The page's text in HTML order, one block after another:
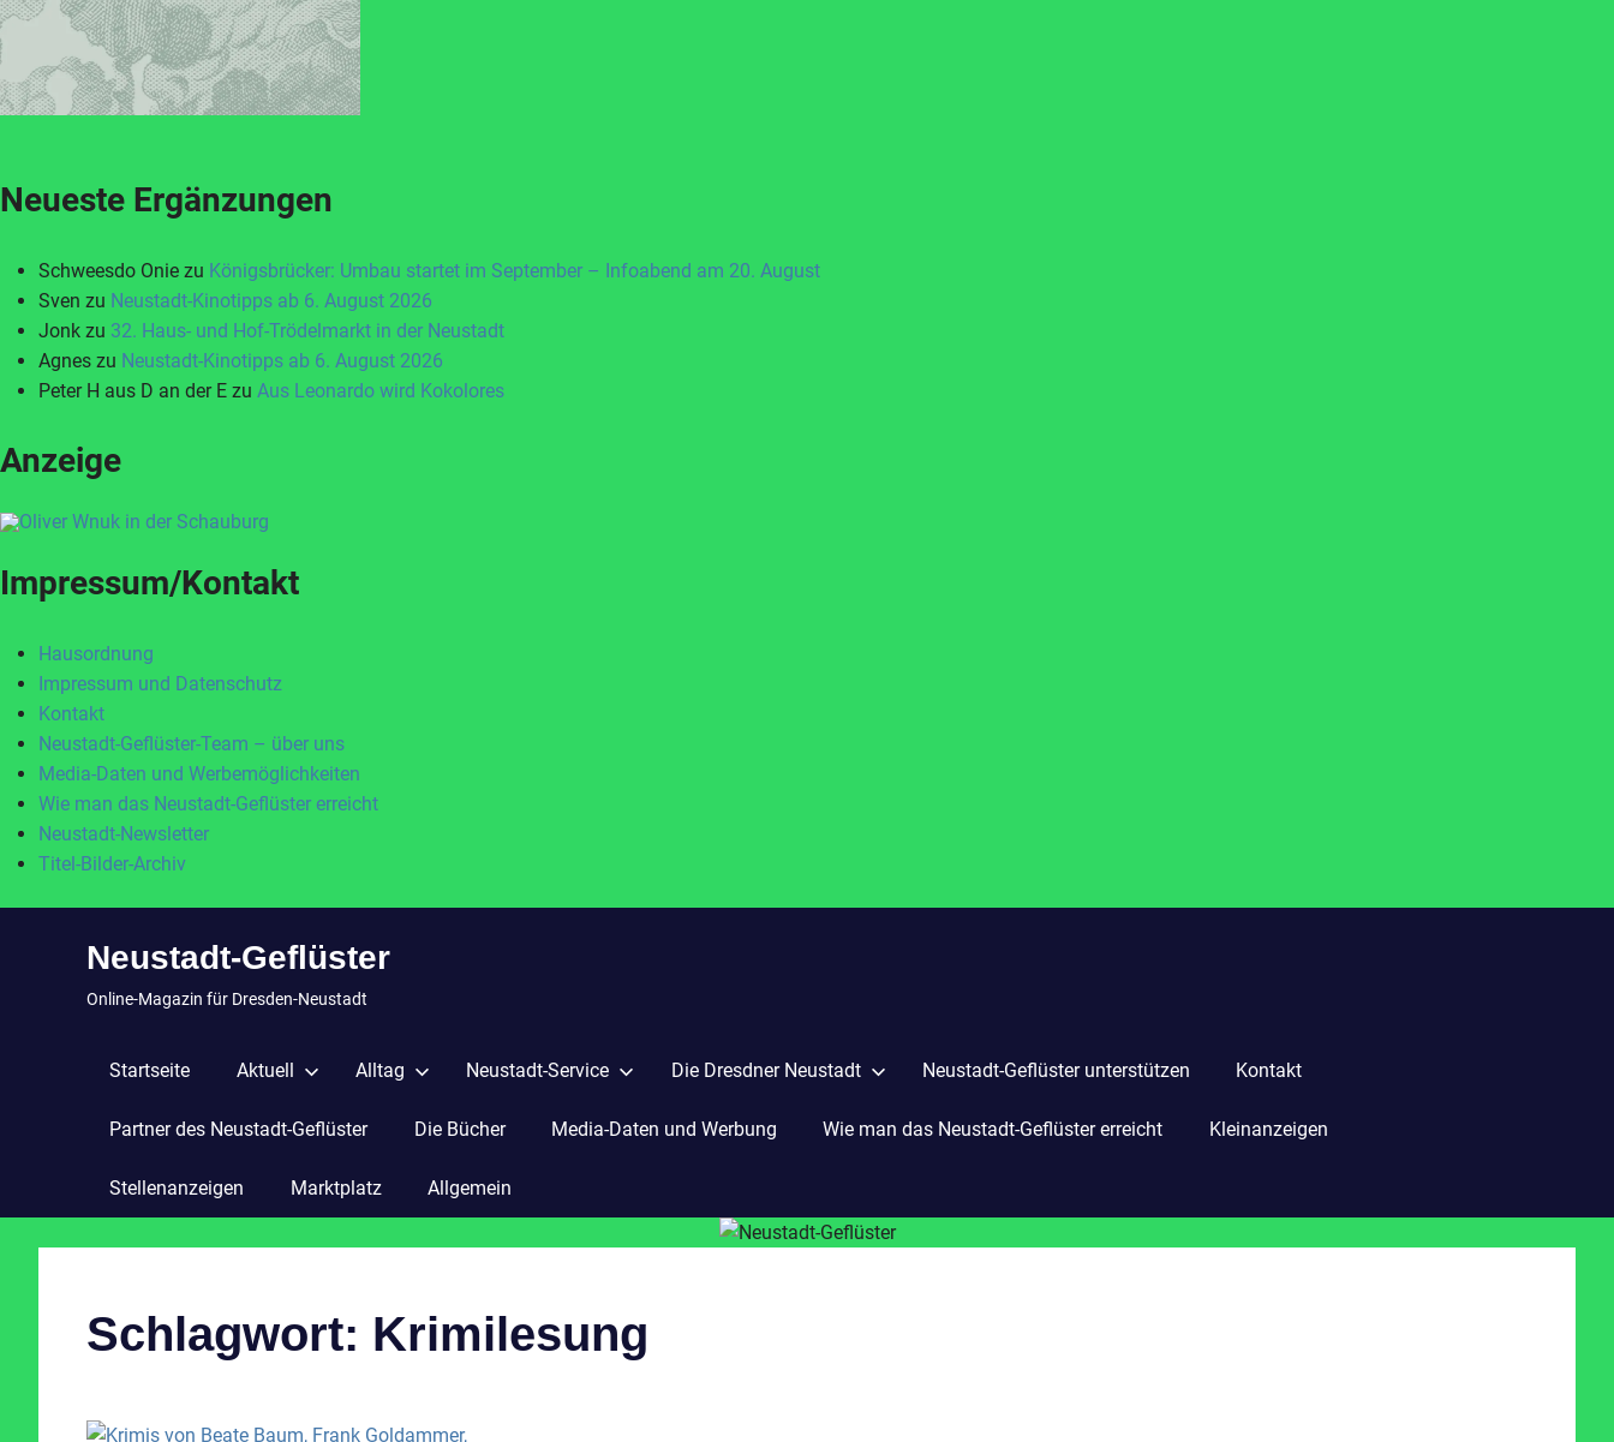
Neueste Ergänzungen
Schweesdo Onie zu Königsbrücker: Umbau startet im September – Infoabend am 20. August
Sven zu Neustadt-Kinotipps ab 6. August 2026
Jonk zu 32. Haus- und Hof-Trödelmarkt in der Neustadt
Agnes zu Neustadt-Kinotipps ab 6. August 2026
Peter H aus D an der E zu Aus Leonardo wird Kokolores
Anzeige
Impressum/Kontakt
Hausordnung
Impressum und Datenschutz
Kontakt
Neustadt-Geflüster-Team – über uns
Media-Daten und Werbemöglichkeiten
Wie man das Neustadt-Geflüster erreicht
Neustadt-Newsletter
Titel-Bilder-Archiv
Neustadt-Geflüster
Online-Magazin für Dresden-Neustadt
Startseite Aktuell Alltag Neustadt-Service Die Dresdner Neustadt Neustadt-Geflüster unterstützen Kontakt
Partner des Neustadt-Geflüster Die Bücher Media-Daten und Werbung Wie man das Neustadt-Geflüster erreicht Kleinanzeigen
Stellenanzeigen Marktplatz Allgemein
Schlagwort: Krimilesung